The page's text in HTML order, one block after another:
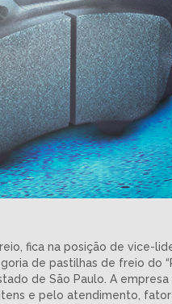
fica na posição de vice-
de pastilhas de freio do
de São Paulo. A
e pelo atendimento,